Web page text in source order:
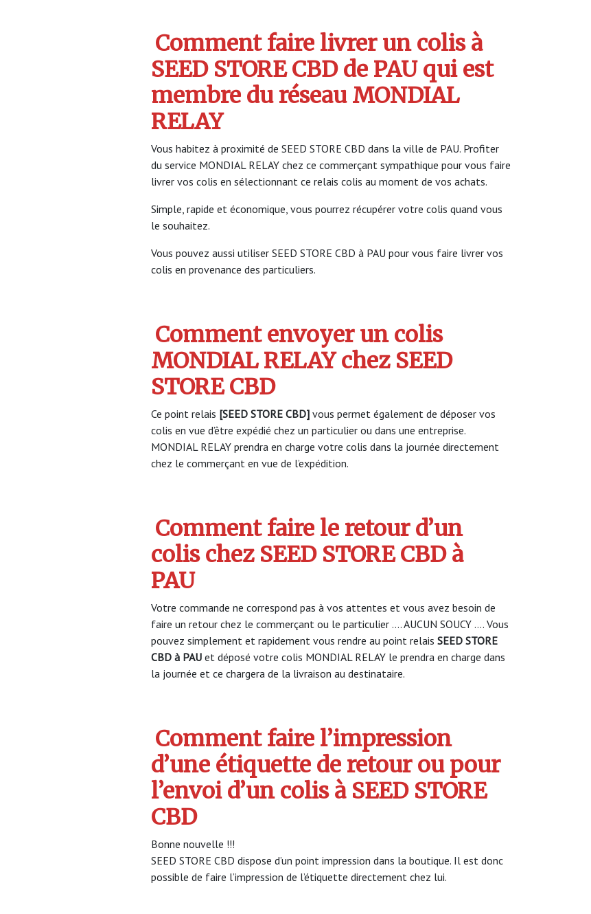
Comment faire livrer un colis à
SEED STORE CBD de PAU qui est
membre du réseau MONDIAL
RELAY
Vous habitez à proximité de SEED STORE CBD dans la ville de PAU. Profiter
du service MONDIAL RELAY chez ce commerçant sympathique pour vous faire
livrer vos colis en sélectionnant ce relais colis au moment de vos achats.
Simple, rapide et économique, vous pourrez récupérer votre colis quand vous
le souhaitez.
Vous pouvez aussi utiliser SEED STORE CBD à PAU pour vous faire livrer vos
colis en provenance des particuliers.
Comment envoyer un colis
MONDIAL RELAY chez SEED
STORE CBD
Ce point relais [SEED STORE CBD] vous permet également de déposer vos
colis en vue d’être expédié chez un particulier ou dans une entreprise.
MONDIAL RELAY prendra en charge votre colis dans la journée directement
chez le commerçant en vue de l’expédition.
Comment faire le retour d’un
colis chez SEED STORE CBD à
PAU
Votre commande ne correspond pas à vos attentes et vous avez besoin de
faire un retour chez le commerçant ou le particulier …. AUCUN SOUCY …. Vous
pouvez simplement et rapidement vous rendre au point relais SEED STORE
CBD à PAU et déposé votre colis MONDIAL RELAY le prendra en charge dans
la journée et ce chargera de la livraison au destinataire.
Comment faire l’impression
d’une étiquette de retour ou pour
l’envoi d’un colis à SEED STORE
CBD
Bonne nouvelle !!!
SEED STORE CBD dispose d’un point impression dans la boutique. Il est donc
possible de faire l’impression de l’étiquette directement chez lui.